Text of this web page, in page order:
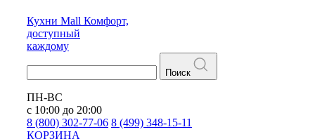
Кухни Mall Комфорт,
доступный
каждому
Поиск
ПН-ВС
с 10:00 до 20:00
8 (800) 302-77-06 8 (499) 348-15-11
КОРЗИНА